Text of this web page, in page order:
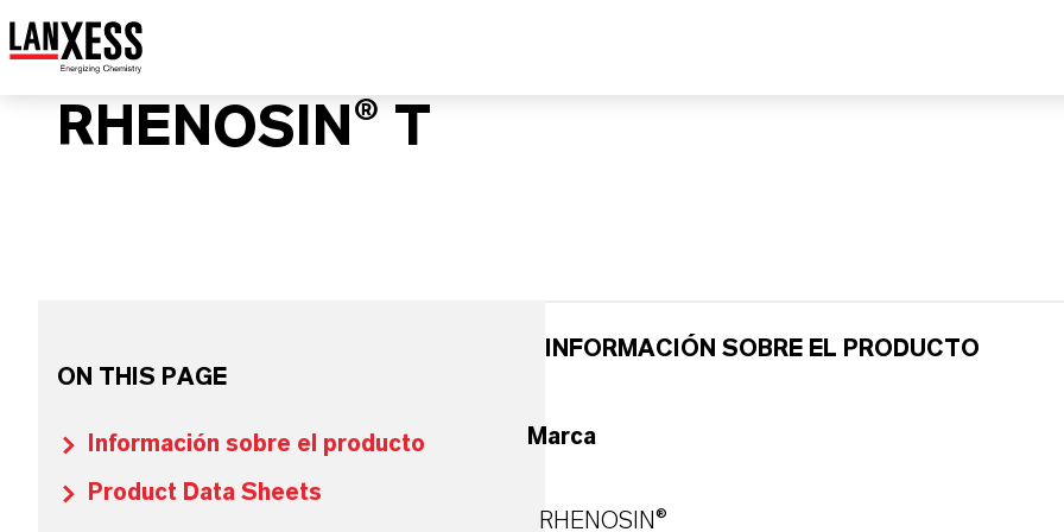
RHENOSIN® T
ON THIS PAGE
Información sobre el producto
Product Data Sheets
INFORMACIÓN SOBRE EL PRODUCTO
Marca
RHENOSIN®